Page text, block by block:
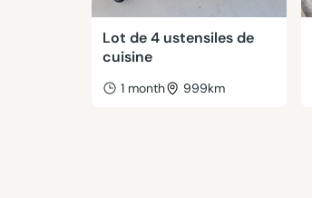
Lot de 4 ustensiles de
cuisine
1 month 999km